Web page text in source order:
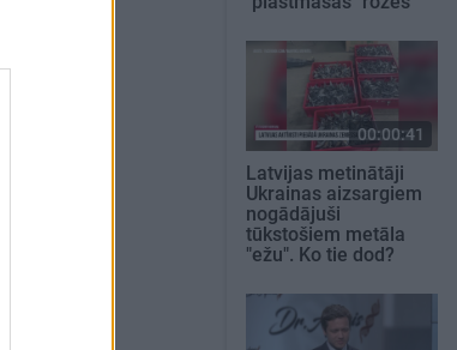
00:00:41
Latvijas metinātāji
Ukrainas aizsargiem
nogādājuši
tūkstošiem metāla
"ežu". Ko tie dod?